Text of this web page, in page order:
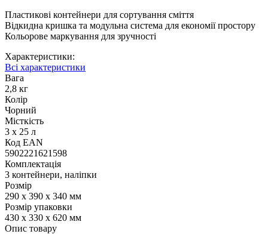
Пластикові контейнери для сортування сміття
Відкидна кришка та модульна система для економії простору
Кольорове маркування для зручності
Характеристики:
Всі характеристики
Вага
2,8 кг
Колір
Чорний
Місткість
3 х 25 л
Код ЕАN
5902221621598
Комплектація
3 контейнери, наліпки
Розмір
290 х 390 х 340 мм
Розмір упаковки
430 x 330 x 620 мм
Опис товару